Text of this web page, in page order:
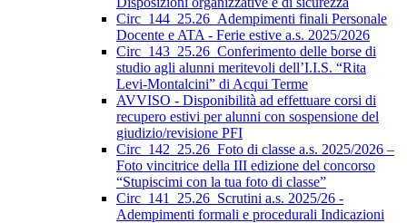
Circ_144_25.26_Adempimenti finali Personale
Docente e ATA - Ferie estive a.s. 2025/2026
Circ_143_25.26_Conferimento delle borse di
studio agli alunni meritevoli dell’I.I.S. “Rita
Levi-Montalcini” di Acqui Terme
AVVISO - Disponibilità ad effettuare corsi di
recupero estivi per alunni con sospensione del
giudizio/revisione PFI
Circ_142_25.26_Foto di classe a.s. 2025/2026 –
Foto vincitrice della III edizione del concorso
“Stupiscimi con la tua foto di classe”
Circ_141_25.26_Scrutini a.s. 2025/26 -
Adempimenti formali e procedurali Indicazioni